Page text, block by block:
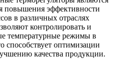
повышения эффективности
в различных отраслях
контролировать и
температурные режимы в
способствует оптимизации
качества продукции.